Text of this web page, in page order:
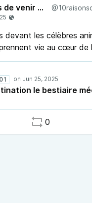
10 raisons de venir à La Roche-sur-Yon
devant les célèbres
vie au cœur de
le bestiaire
0